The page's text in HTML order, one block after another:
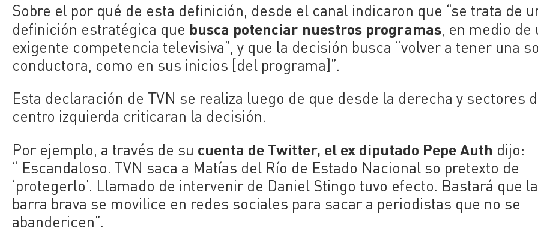
Sobre el por qué de esta definición, desde el canal indicaron que “se trata de
definición estratégica que busca potenciar nuestros programas, en medio de
exigente competencia televisiva”, y que la decisión busca “volver a tener una
conductora, como en sus inicios [del programa]”.
Esta declaración de TVN se realiza luego de que desde la derecha y sectores
centro izquierda criticaran la decisión.
Por ejemplo, a través de su cuenta de Twitter, el ex diputado Pepe Auth dijo:
“ Escandaloso. TVN saca a Matías del Río de Estado Nacional so pretexto de
‘protegerlo’. Llamado de intervenir de Daniel Stingo tuvo efecto. Bastará que la
barra brava se movilice en redes sociales para sacar a periodistas que no se
abandericen”.